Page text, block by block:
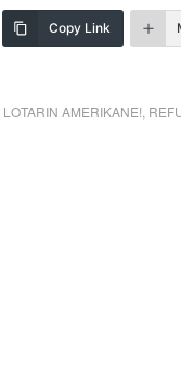
Copy Link
LOTARIN AMERIKANE!